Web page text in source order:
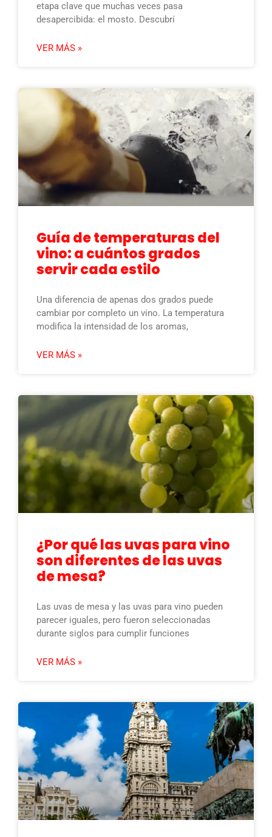
etapa clave que muchas veces pasa
desapercibida: el mosto. Descubrí
VER MÁS »
Guía de temperaturas del
vino: a cuántos grados
servir cada estilo
Una diferencia de apenas dos grados puede
cambiar por completo un vino. La temperatura
modifica la intensidad de los aromas,
VER MÁS »
¿Por qué las uvas para vino
son diferentes de las uvas
de mesa?
Las uvas de mesa y las uvas para vino pueden
parecer iguales, pero fueron seleccionadas
durante siglos para cumplir funciones
VER MÁS »